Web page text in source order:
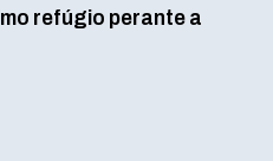
refúgio perante a